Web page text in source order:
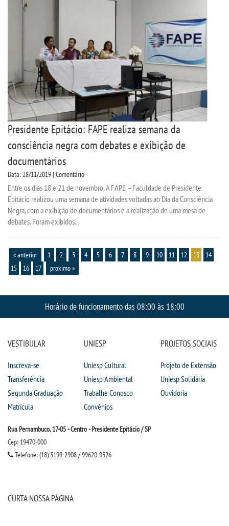
Presidente Epitácio: FAPE realiza semana da
consciência negra com debates e exibição de
documentários
Data: 28/11/2019 | Comentário
Entre os dias 18 e 21 de novembro, A FAPE – Faculdade de Presidente
Epitácio realizou uma semana de atividades voltadas ao Dia da Consciência
Negra, com a exibição de documentários e a realização de uma mesa de
debates. Foram exibidos...
« anterior 1 2 3 4 5 6 7 8 9 10 11 12 13
14
15
16 17 proximo »
Horário de funcionamento das 08:00 às 18:00
VESTIBULAR
Inscreva-se
Transferência
Segunda Graduação
Matrícula
UNIESP
Uniesp Cultural
Uniesp Ambiental
Trabalhe Conosco
Convênios
PROJETOS SOCIAIS
Projeto de Extensão
Uniesp Solidária
Ouvidoria
Rua Pernambuco, 17-05 - Centro - Presidente Epitácio / SP
Cep: 19470-000
Telefone: (18) 3199-2908 / 99620-9326
CURTA NOSSA PÁGINA